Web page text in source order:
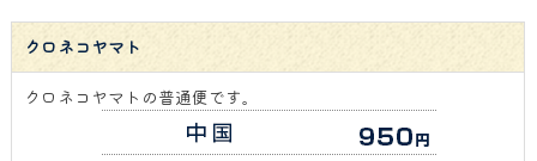
クロネコヤマト
クロネコヤマトの普通便です。